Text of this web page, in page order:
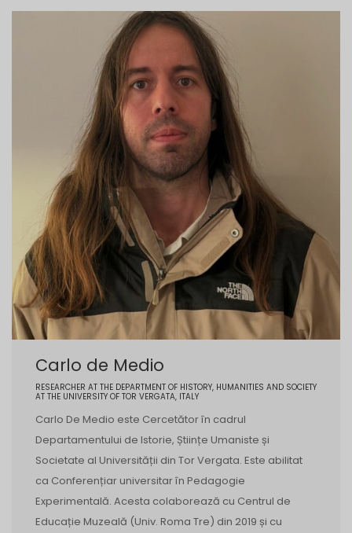
Carlo de Medio
RESEARCHER AT THE DEPARTMENT OF HISTORY, HUMANITIES AND SOCIETY
AT THE UNIVERSITY OF TOR VERGATA, ITALY
Carlo De Medio este Cercetător în cadrul
Departamentului de Istorie, Științe Umaniste și
Societate al Universității din Tor Vergata. Este abilitat
ca Conferențiar universitar în Pedagogie
Experimentală. Acesta colaborează cu Centrul de
Educație Muzeală (Univ. Roma Tre) din 2019 și cu